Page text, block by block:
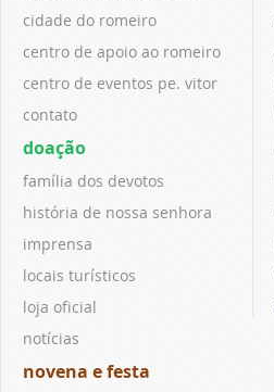
cidade do romeiro
centro de apoio ao romeiro
centro de eventos pe. vitor
contato
doação
família dos devotos
história de nossa senhora
imprensa
locais turísticos
loja oficial
notícias
novena e festa